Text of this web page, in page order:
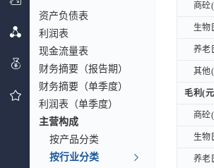
资产负债表
利润表
现金流量表
财务摘要（报告期）
财务摘要（单季度）
利润表（单季度）
主营构成
按产品分类
按行业分类
商砼
生物
养老
其他
毛利(
商砼
生物
养老
商砼
生物
养老
其他
毛利(
商砼
生物
养老